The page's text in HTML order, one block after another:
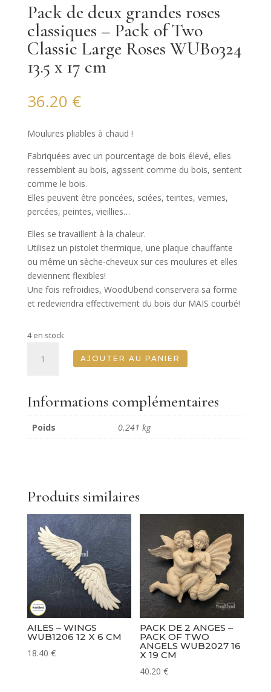
Pack de deux grandes roses
classiques – Pack of Two
Classic Large Roses WUB0324
13.5 x 17 cm
36.20 €
Moulures pliables à chaud !
Fabriquées avec un pourcentage de bois élevé, elles
ressemblent au bois, agissent comme du bois, sentent
comme le bois.
Elles peuvent être poncées, sciées, teintes, vernies,
percées, peintes, vieillies…
Elles se travaillent à la chaleur.
Utilisez un pistolet thermique, une plaque chauffante
ou même un sèche-cheveux sur ces moulures et elles
deviennent flexibles!
Une fois refroidies, WoodUbend conservera sa forme
et redeviendra effectivement du bois dur MAIS courbé!
4 en stock
deux
grandes
roses
Two
Classic
Large
Roses
WUB0324
13.5
x
17
cm
AJOUTER AU PANIER
Informations complémentaires
Poids 0.241 kg
Produits similaires
AILES – WINGS
WUB1206 12 X 6 CM
18.40 €
PACK DE 2 ANGES –
PACK OF TWO
ANGELS WUB2027 16
X 19 CM
40.20€